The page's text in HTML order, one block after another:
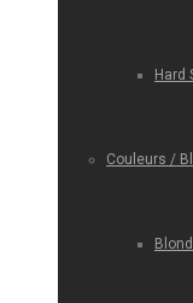
Hard
Couleurs /